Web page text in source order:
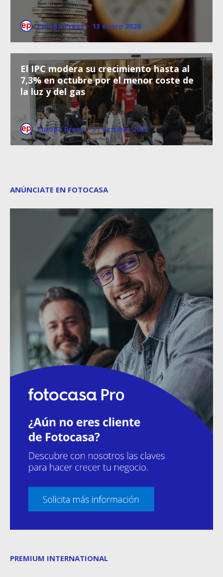
Europa Press · 13 enero 2020
El IPC modera su crecimiento hasta al
7,3% en octubre por el menor coste de
la luz y del gas
Europa Press · 31 octubre 2022
ANÚNCIATE EN FOTOCASA
PREMIUM INTERNATIONAL